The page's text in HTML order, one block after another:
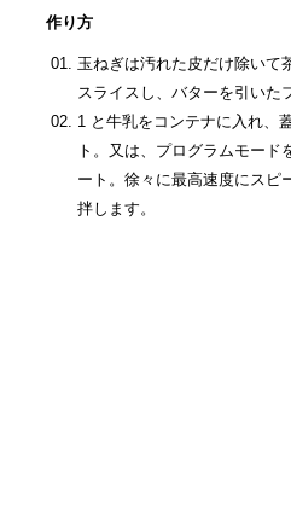
作り方
玉ねぎは汚れた皮だけ除いて
スライスし、バターを引いた
1 と牛乳をコンテナに入れ、
ト。又は、プログラムモード
ート。徐々に最高速度にスピ
拌します。